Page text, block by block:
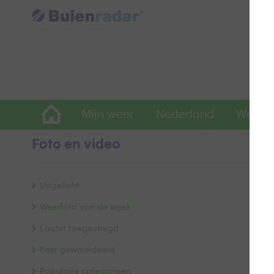
Mijn weer Nederland
Foto en video
Uitgelicht
Weerfoto van de week
Laatst toegevoegd
Best gewaardeerd
Populaire categorieën